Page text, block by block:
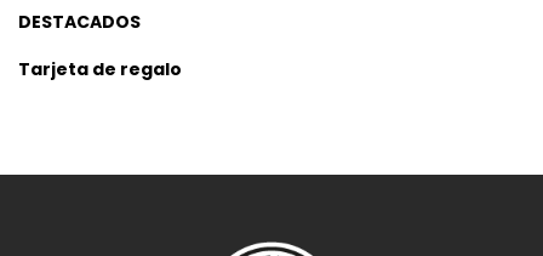
DESTACADOS
Tarjeta de regalo